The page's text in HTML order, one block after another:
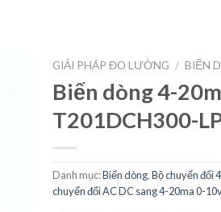
GIẢI PHÁP ĐO LƯỜNG / BIẾN
Biến dòng 4-
T201DCH300-
Danh mục:Biến dòng,Bộ chuyển đổi
chuyển đổi AC DC sang 4-20ma 0-